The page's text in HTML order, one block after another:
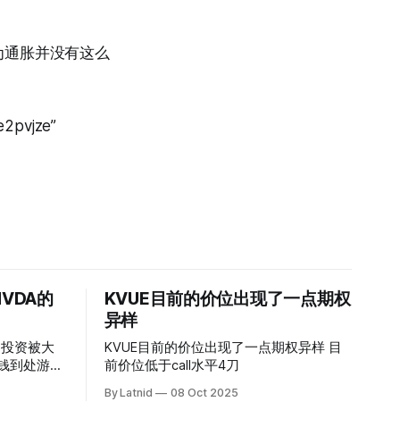
胀并没有这么
的
资被大
KVUE目前的价位出现了一点期权
异样
KVUE目前的价位出现了一点期权异样 目
前价位低于call水平4刀
By Latnid 08 Oct 2025